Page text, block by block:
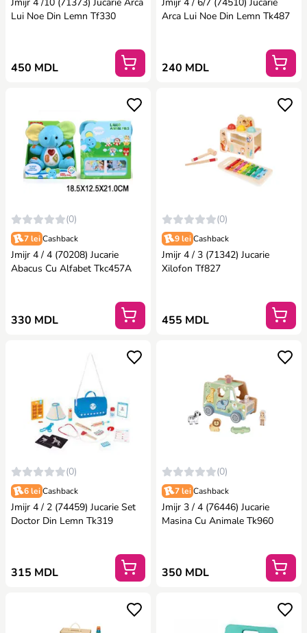
Lui Noe Din Lemn Tf330
450 MDL
Arca Lui Noe Din Lemn Tk487
240 MDL
(0)
7 lei Cashback
Jmijr 4 / 4 (70208) Jucarie
Abacus Cu Alfabet Tkc457A
330 MDL
(0)
9 lei Cashback
Jmijr 4 / 3 (71342) Jucarie
Xilofon Tf827
455 MDL
(0)
6 lei Cashback
Jmijr 4 / 2 (74459) Jucarie Set
Doctor Din Lemn Tk319
315 MDL
(0)
7 lei Cashback
Jmijr 3 / 4 (76446) Jucarie
Masina Cu Animale Tk960
350 MDL